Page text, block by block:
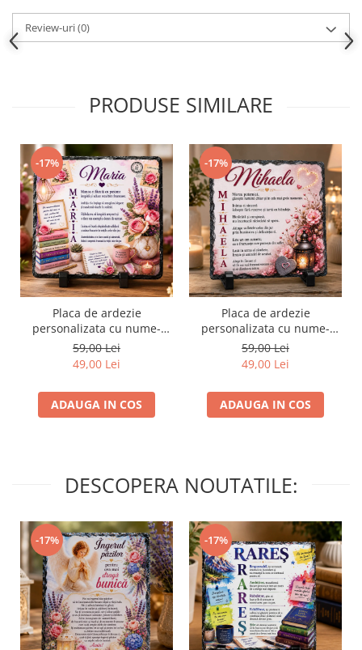
Review-uri(0)
PRODUSE SIMILARE
-17%
Placa de ardezie
personalizata cu nume-
Maria
59,00 Lei
49,00 Lei
ADAUGA IN COS
-17%
Placa de ardezie
personalizata cu nume-
Mihaela
59,00 Lei
49,00 Lei
ADAUGA IN COS
DESCOPERA NOUTATILE:
-17% -17%